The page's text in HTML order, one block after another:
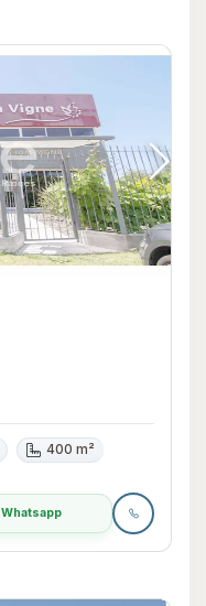
400 m²
Whatsapp